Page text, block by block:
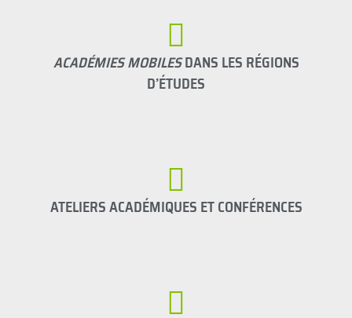
ACADÉMIES MOBILESDANS LES RÉGIONS
D’ÉTUDES
ATELIERS ACADÉMIQUES ET CONFÉRENCES